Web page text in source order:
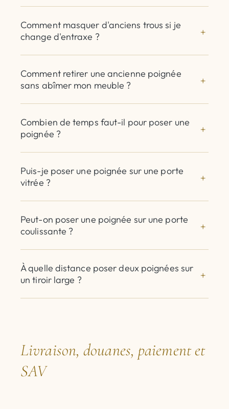
Comment masquer d'anciens trous si je
change d'entraxe ?
Comment retirer une ancienne poignée
sans abîmer mon meuble ?
Combien de temps faut-il pour poser une
poignée ?
Puis-je poser une poignée sur une porte
vitrée ?
Peut-on poser une poignée sur une porte
coulissante ?
À quelle distance poser deux poignées sur
un tiroir large ?
Livraison, douanes, paiement et
SAV